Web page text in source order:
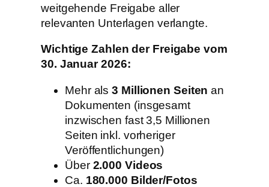
weitgehende Freigabe aller
relevanten Unterlagen verlangte.
Wichtige Zahlen der Freigabe vom
30. Januar 2026:
Mehr als3 Millionen Seiten an
Dokumenten (insgesamt
inzwischen fast 3,5 Millionen
Seiten inkl. vorheriger
Veröffentlichungen)
Über 2.000 Videos
Ca. 180.000 Bilder/Fotos